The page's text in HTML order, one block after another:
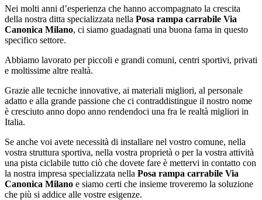
Nei molti anni d’esperienza che hanno accompagnato la crescita
della nostra ditta specializzata nella Posa rampa carrabile Via
Canonica Milano, ci siamo guadagnati una buona fama in questo
specifico settore.
Abbiamo lavorato per piccoli e grandi comuni, centri sportivi, privati
e moltissime altre realtà.
Grazie alle tecniche innovative, ai materiali migliori, al personale
adatto e alla grande passione che ci contraddistingue il nostro nome
è cresciuto anno dopo anno rendendoci una fra le realtà migliori in
Italia.
Se anche voi avete necessità di installare nel vostro comune, nella
vostra struttura sportiva, nella vostra proprietà o per la vostra attività
una pista ciclabile tutto ciò che dovete fare è mettervi in contatto con
la nostra impresa specializzata nella Posa rampa carrabile Via
Canonica Milano e siamo certi che insieme troveremo la soluzione
che più si addice alle vostre esigenze.